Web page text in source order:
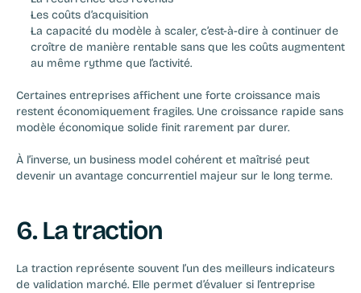
Les coûts d’acquisition
La capacité du modèle à scaler, c’est-à-dire à continuer de
croître de manière rentable sans que les coûts augmentent
au même rythme que l’activité.
Certaines entreprises affichent une forte croissance mais
restent économiquement fragiles. Une croissance rapide sans
modèle économique solide finit rarement par durer.
À l’inverse, un business model cohérent et maîtrisé peut
devenir un avantage concurrentiel majeur sur le long terme.
6. La traction
La traction représente souvent l’un des meilleurs indicateurs
de validation marché. Elle permet d’évaluer si l’entreprise